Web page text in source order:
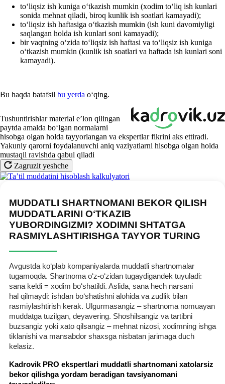
toʻliqsiz ish kuniga oʻtkazish mumkin (хodim toʻliq ish kunlari
sonida mehnat qiladi, biroq kunlik ish soatlari kamayadi);
toʻliqsiz ish haftasiga oʻtkazish mumkin (ish kuni davomiyligi
saqlangan holda ish kunlari soni kamayadi);
bir vaqtning oʻzida toʻliqsiz ish haftasi va toʻliqsiz ish kuniga
oʻtkazish mumkin (kunlik ish soatlari va haftada ish kunlari soni
kamayadi).
Bu haqda batafsil bu yerda oʻqing.
Tushuntirishlar material e’lon qilingan
paytda amalda boʻlgan normalarni
hisobga olgan holda tayyorlangan va ekspertlar fikrini aks ettiradi.
Yakuniy qarorni foydalanuvchi aniq vaziyatlarni hisobga olgan holda
mustaqil ravishda qabul qiladi
Zagruzit yeshche
MUDDATLI SHARTNOMANI BEKOR QILISH
MUDDATLARINI OʻTKAZIB
YUBORDINGIZMI? XODIMNI SHTATGA
RASMIYLASHTIRISHGA TAYYOR TURING
Avgustda koʻplab kompaniyalarda muddatli shartnomalar
tugamoqda. Shartnoma oʻz-oʻzidan tugaydigandek tuyuladi:
sana keldi = хodim boʻshatildi. Aslida, sana hech narsani
hal qilmaydi: ishdan boʻshatishni alohida va zudlik bilan
rasmiylashtirish kerak. Ulgurmasangiz – shartnoma nomuayan
muddatga tuzilgan, deyavering. Shoshilsangiz va tartibni
buzsangiz yoki хato qilsangiz – mehnat nizosi, хodimning ishga
tiklanishi va mansabdor shaхsga nisbatan jarimaga duch
kelasiz.
Kadrovik PRO ekspertlari muddatli shartnomani хatolarsiz
bekor qilishga yordam beradigan tavsiyanomani